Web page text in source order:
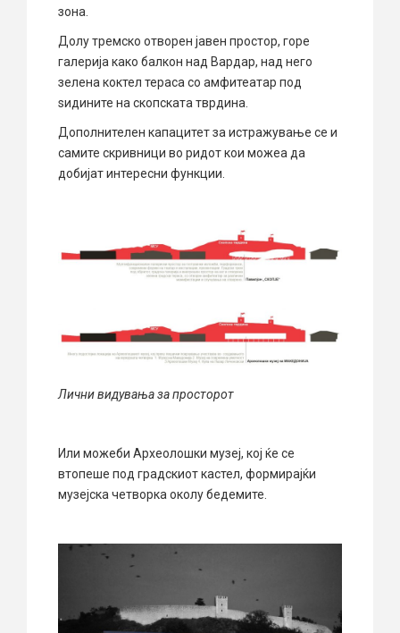
зона.
Долу тремско отворен јавен простор, горе
галерија како балкон над Вардар, над него
зелена коктел тераса со амфитеатар под
ѕидините на скопската тврдина.
Дополнителен капацитет за истражување се и
самите скривници во ридот кои можеа да
добијат интересни функции.
Лични видувања за просторот
Или можеби Археолошки музеј, кој ќе се
втопеше под градскиот кастел, формирајќи
музејска четворка околу бедемите.